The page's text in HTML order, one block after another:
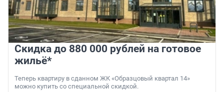
Скидка до 880 000 рублей на готовое
жильё*
Теперь квартиру в сданном ЖК «Образцовый квартал 14»
можно купить со специальной скидкой.